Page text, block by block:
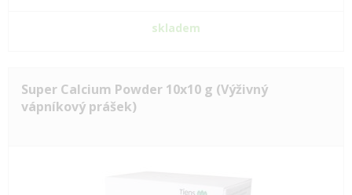
skladem
Super Calcium Powder 10x10 g (Výživný
vápníkový prášek)